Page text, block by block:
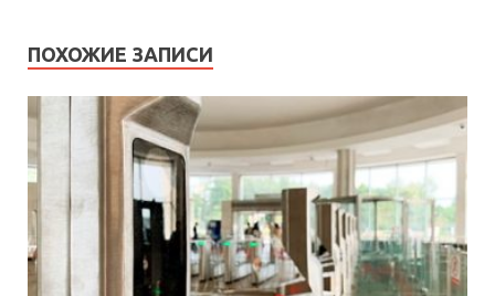
ПОХОЖИЕ ЗАПИСИ